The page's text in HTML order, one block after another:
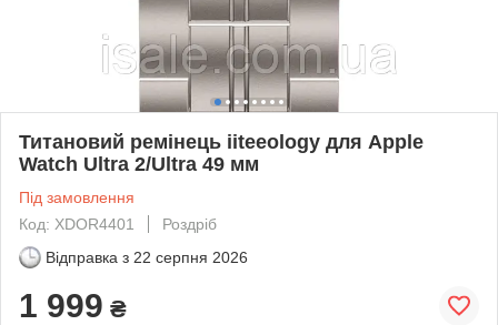
Титановий ремінець iiteeology для Apple
Watch Ultra 2/Ultra 49 мм
Під замовлення
Код: XDOR4401
Роздріб
Відправка з 22 серпня 2026
1 999 ₴